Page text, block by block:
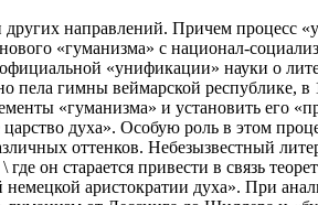
других направлений. Причем процесс
«гуманизма» с национал-
«унификации» науки о
пела гимны веймарской республике,
«гуманизма» и установить его
духа». Особую роль в этом
оттенков. Небезызвестный
он старается привести в связь
аристократии духа». При